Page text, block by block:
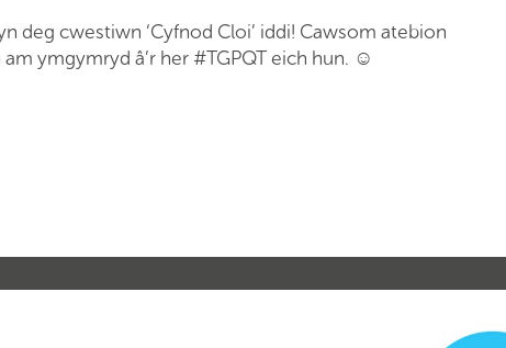
deg cwestiwn ‘Cyfnod Cloi’ iddi! Cawsom atebion
ymgymryd â’r her #TGPQT eich hun. ☺